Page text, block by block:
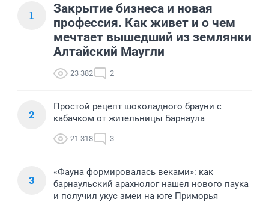
1
Закрытие бизнеса и новая
профессия. Как живет и о чем
мечтает вышедший из землянки
Алтайский Маугли
23 382 2
2
Простой рецепт шоколадного брауни с
кабачком от жительницы Барнаула
21 318 3
3
«Фауна формировалась веками»: как
барнаульский арахнолог нашел нового паука
и получил укус змеи на юге Приморья